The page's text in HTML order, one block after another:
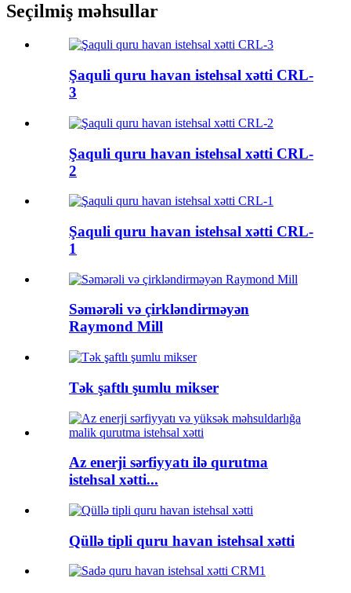
Seçilmiş məhsullar
Şaquli quru havan istehsal xətti CRL-
3
Şaquli quru havan istehsal xətti CRL-
2
Şaquli quru havan istehsal xətti CRL-
1
Səmərəli və çirkləndirməyən
Raymond Mill
Tək şaftlı şumlu mikser
Az enerji sərfiyyatı ilə qurutma
istehsal xətti...
Qüllə tipli quru havan istehsal xətti